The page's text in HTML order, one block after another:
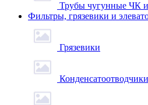
Трубы чугунные ЧК и
Фильтры, грязевики и
Грязевики
Конденсатоотводчики